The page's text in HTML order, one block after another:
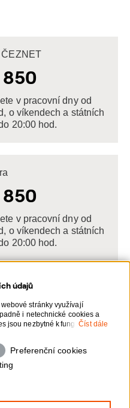
údajů
stránky využívají
i netechnické cookies a
jsou nezbytné k fungování
personalizaci reklam a
cookies a vašich
Bližší informace o vašich
možnosti odvolání
Číst dále
Preferenční cookies
v pracovní dny od
o víkendech a státních
20:00 hod.
v pracovní dny od
o víkendech a státních
20:00 hod.
online, my se vám